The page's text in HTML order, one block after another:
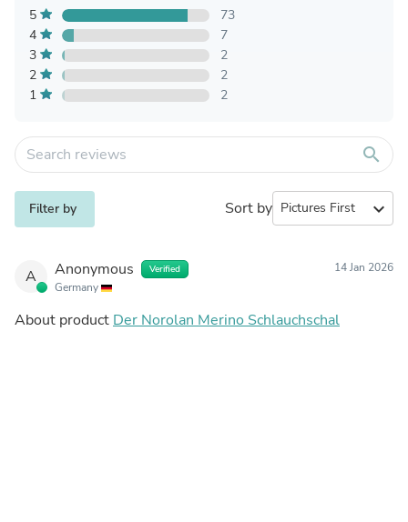
5
73
4
7
3
2
2
2
1
2
search
Filter by Sort by expand_more
A Anonymous Verified
Germany
14 Jan 2026
About product Der Norolan Merino Schlauchschal